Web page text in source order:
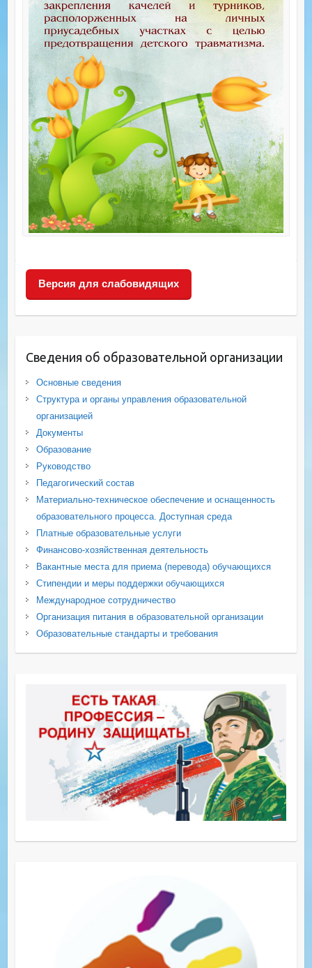
Версия для слабовидящих
Сведения об образовательной организации
Основные сведения
Структура и органы управления образовательной
организацией
Документы
Образование
Руководство
Педагогический состав
Материально-техническое обеспечение и оснащенность
образовательного процесса. Доступная среда
Платные образовательные услуги
Финансово-хозяйственная деятельность
Вакантные места для приема (перевода) обучающихся
Стипендии и меры поддержки обучающихся
Международное сотрудничество
Организация питания в образовательной организации
Образовательные стандарты и требования